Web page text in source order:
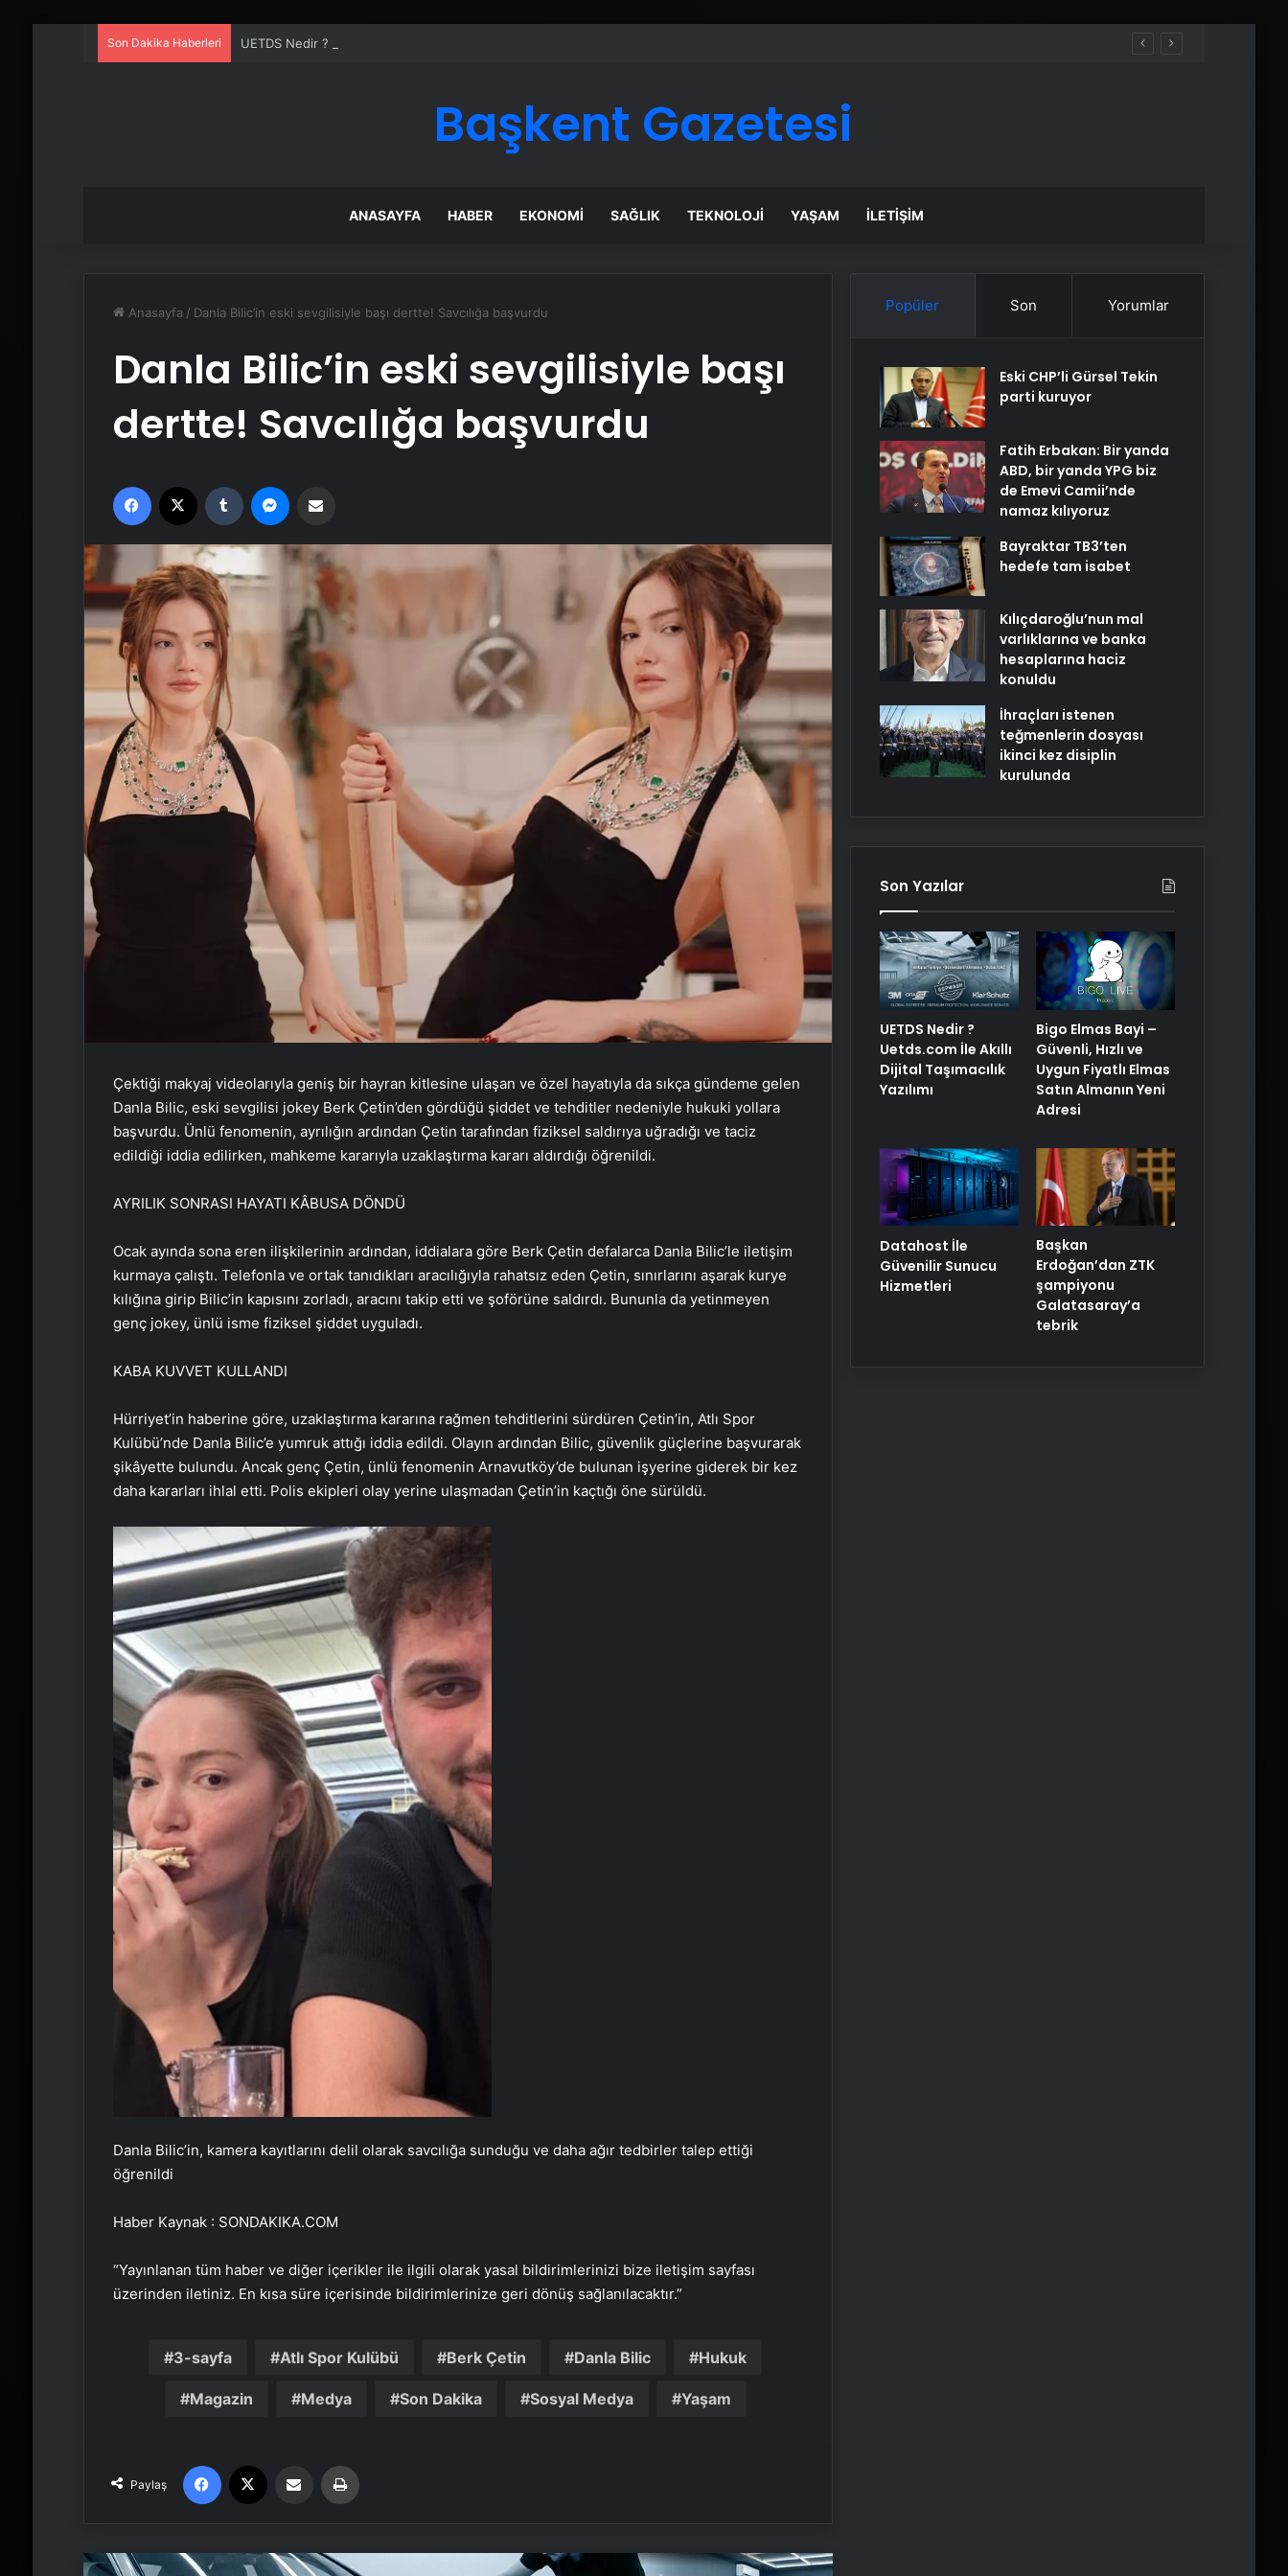
Son Dakika Haberleri UETDS Nedir ? Uetds.com İle Akıllı Dijital Taşımacılık Yazılımı
Başkent Gazetesi
ANASAYFA HABER EKONOMI SAĞLIK TEKNOLOJI YAŞAM İLETIŞIM
Anasayfa / Danla Bilic’in eski sevgilisiyle başı dertte! Savcılığa başvurdu
Danla Bilic’in eski sevgilisiyle başı
dertte! Savcılığa başvurdu
Facebook Tumblr
Çektiği makyaj videolarıyla geniş bir hayran kitlesine ulaşan ve özel hayatıyla da sıkça gündeme gelen
Danla Bilic, eski sevgilisi jokey Berk Çetin’den gördüğü şiddet ve tehditler nedeniyle hukuki yollara
başvurdu. Ünlü fenomenin, ayrılığın ardından Çetin tarafından fiziksel saldırıya uğradığı ve taciz
edildiği iddia edilirken, mahkeme kararıyla uzaklaştırma kararı aldırdığı öğrenildi.
AYRILIK SONRASI HAYATI KÂBUSA DÖNDÜ
Ocak ayında sona eren ilişkilerinin ardından, iddialara göre Berk Çetin defalarca Danla Bilic’le iletişim
kurmaya çalıştı. Telefonla ve ortak tanıdıkları aracılığıyla rahatsız eden Çetin, sınırlarını aşarak kurye
kılığına girip Bilic’in kapısını zorladı, aracını takip etti ve şoförüne saldırdı. Bununla da yetinmeyen
genç jokey, ünlü isme fiziksel şiddet uyguladı.
KABA KUVVET KULLANDI
Hürriyet’in haberine göre, uzaklaştırma kararına rağmen tehditlerini sürdüren Çetin’in, Atlı Spor
Kulübü’nde Danla Bilic’e yumruk attığı iddia edildi. Olayın ardından Bilic, güvenlik güçlerine başvurarak
şikâyette bulundu. Ancak genç Çetin, ünlü fenomenin Arnavutköy’de bulunan işyerine giderek bir kez
daha kararları ihlal etti. Polis ekipleri olay yerine ulaşmadan Çetin’in kaçtığı öne sürüldü.
Danla Bilic’in, kamera kayıtlarını delil olarak savcılığa sunduğu ve daha ağır tedbirler talep ettiği
öğrenildi
Haber Kaynak : SONDAKIKA.COM
“Yayınlanan tüm haber ve diğer içerikler ile ilgili olarak yasal bildirimlerinizi bize iletişim sayfası
üzerinden iletiniz. En kısa süre içerisinde bildirimlerinize geri dönüş sağlanılacaktır.”
3-sayfa Atlı Spor Kulübü Berk Çetin Danla Bilic Hukuk
Magazin Medya Son Dakika Sosyal Medya Yaşam
Paylaş
Facebook Email'den paylaş
Yunan basınından Başkan Erdoğan
reklam panosunu kadının üzerine
düştü
isabet
Popüler Son Yorumlar
Eski CHP’li Gürsel Tekin
parti kuruyor
Fatih Erbakan: Bir yanda
ABD, bir yanda YPG biz
de Emevi Camii’nde
namaz kılıyoruz
Bayraktar TB3’ten
hedefe tam isabet
Kılıçdaroğlu’nun mal
varlıklarına ve banka
hesaplarına haciz
konuldu
İhraçları istenen
teğmenlerin dosyası
ikinci kez disiplin
kurulunda
Son Yazılar
UETDS Nedir ?
Uetds.com İle Akıllı
Dijital Taşımacılık
Yazılımı
Bigo Elmas Bayi –
Güvenli, Hızlı ve
Uygun Fiyatlı Elmas
Satın Almanın Yeni
Adresi
Datahost İle
Güvenilir Sunucu
Hizmetleri
Başkan
Erdoğan’dan ZTK
şampiyonu
Galatasaray’a
tebrik